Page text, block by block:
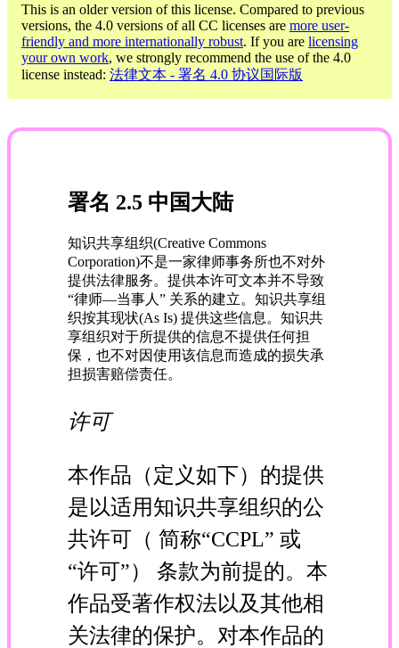
This is an older version of this license. Compared to previous
versions, the 4.0 versions of all CC licenses are more user-
friendly and more internationally robust. If you are licensing
your own work, we strongly recommend the use of the 4.0
license instead: 法律文本 - 署名 4.0 协议国际版
署名 2.5 中国大陆
知识共享组织(Creative Commons
Corporation)不是一家律师事务所也不对外
提供法律服务。提供本许可文本并不导致
“律师—当事人” 关系的建立。知识共享组
织按其现状(As Is) 提供这些信息。知识共
享组织对于所提供的信息不提供任何担
保，也不对因使用该信息而造成的损失承
担损害赔偿责任。
许可
本作品（定义如下）的提供
是以适用知识共享组织的公
共许可（ 简称“CCPL” 或
“许可”） 条款为前提的。本
作品受著作权法以及其他相
关法律的保护。对本作品的